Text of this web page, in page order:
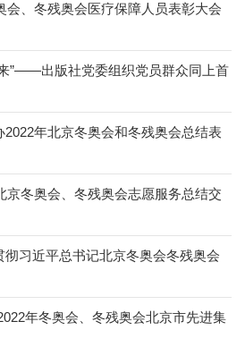
会、冬残奥会医疗保障人员表彰大会
”——出版社党委组织党员群众同上首
年北京冬奥会和冬残奥会总结表
京冬奥会、冬残奥会志愿服务总结交
习近平总书记北京冬奥会冬残奥会
年冬奥会、冬残奥会北京市先进集